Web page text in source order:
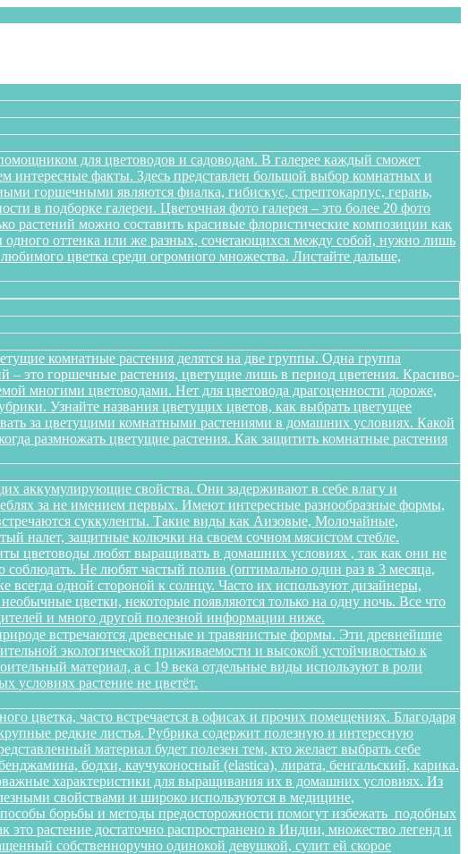
для цветоводов и садоводам. В галерее каждый сможет
интересные факты. Здесь представлен большой выбор комнатных и
горшечными являются фиалка, гибискус, стрептокарпус, герань,
в подборке галереи. Цветочная фото галерея – это более 20 фото
растений можно составить красивые флористические композиции как
одного оттенка или же разных, сочетающихся между собой, нужно лишь
цветка среди огромного множества. Листайте дальше,
комнатные растения делятся на две группы. Одна группа
– это горшечные растения, цветущие лишь в период цветения. Красиво-
многими цветоводами. Нет для цветовода драгоценности дороже,
Узнайте названия цветущих цветов, как выбрать цветущее
за цветущими комнатными растениями в домашних условиях. Какой
размножать цветущие растения. Как защитить комнатные растения
аккумулирующие свойства. Они задерживают в себе влагу и
за не имением первых. Имеют интересные разнообразные формы,
суккуленты. Такие виды как Аизовые, Молочайные,
налет, защитные колючки на своем сочном мясистом стебле.
цветоводы любят выращивать в домашних условиях , так как они не
Не любят частый полив (оптимально один раз в 3 месяца,
одной стороной к солнцу. Часто их используют дизайнеры,
цветки, некоторые появляются только на одну ночь. Все что
и много другой полезной информации ниже.
встречаются древесные и травянистые формы. Эти древнейшие
экологической приживаемости и высокой устойчивостью к
материал, а с 19 века отдельные виды используют в роли
условиях растение не цветёт.
цветка, часто встречается в офисах и прочих помещениях. Благодаря
редкие листья. Рубрика содержит полезную и интересную
материал будет полезен тем, кто желает выбрать себе
бодхи, каучуконосный (elastica), лирата, бенгальский, карика.
характеристики для выращивания их в домашних условиях. Из
свойствами и широко используются в медицине,
борьбы и методы предосторожности помогут избежать подобных
растение достаточно распространено в Индии, множество легенд и
собственноручно одинокой девушкой, сулит ей скорое